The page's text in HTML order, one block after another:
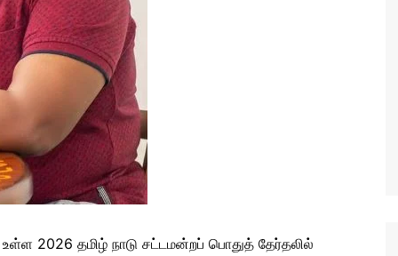
2026 தமிழ் நாடு சட்டமன்றப் பொதுத் தேர்தலில்